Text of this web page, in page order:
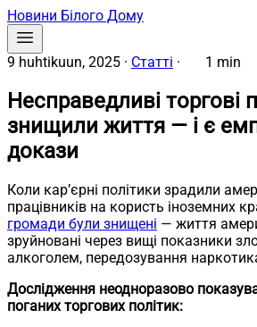
Новини Білого Дому
9 huhtikuun, 2025 · Статті · 1 min
Несправедливі торгові
знищили життя — і є
докази
Коли кар’єрні політики зрадили
працівників на користь іноземних
громади були знищені — життя
зруйновані через вищі показники
алкоголем, передозування
Дослідження неодноразово
поганих торгових політик: